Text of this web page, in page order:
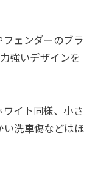
ェンダーのブラ
強いデザインを
イト同様、小さ
い洗車傷などはほ